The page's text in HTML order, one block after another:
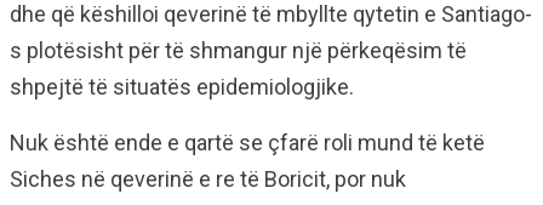
dhe që këshilloi qeverinë të mbyllte qytetin e Santiago-
s plotësisht për të shmangur një përkeqësim të
shpejtë të situatës epidemiologjike.
Nuk është ende e qartë se çfarë roli mund të ketë
Siches në qeverinë e re të Boricit, por nuk